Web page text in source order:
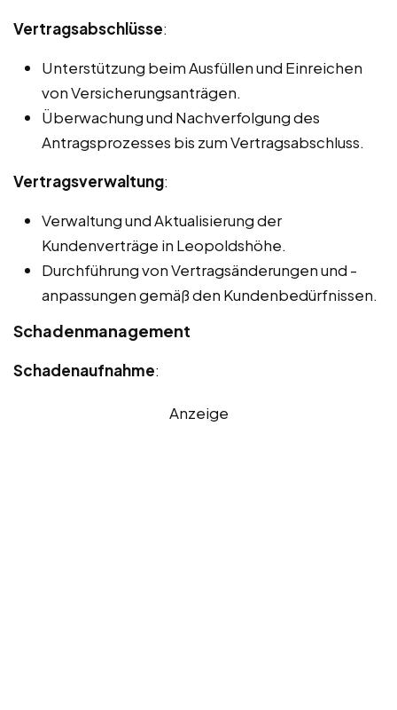
Vertragsabschlüsse:
Unterstützung beim Ausfüllen und Einreichen
von Versicherungsanträgen.
Überwachung und Nachverfolgung des
Antragsprozesses bis zum Vertragsabschluss.
Vertragsverwaltung:
Verwaltung und Aktualisierung der
Kundenverträge in Leopoldshöhe.
Durchführung von Vertragsänderungen und -
anpassungen gemäß den Kundenbedürfnissen.
Schadenmanagement
Schadenaufnahme:
Anzeige